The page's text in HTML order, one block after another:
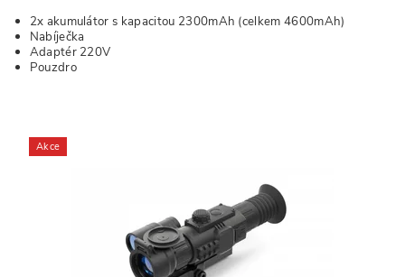
2x akumulátor s kapacitou 2300mAh (celkem 4600mAh)
Nabíječka
Adaptér 220V
Pouzdro
Akce